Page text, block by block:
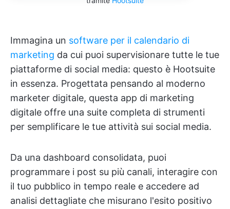
Immagina un software per il calendario di
marketing da cui puoi supervisionare tutte le tue
piattaforme di social media: questo è Hootsuite
in essenza. Progettata pensando al moderno
marketer digitale, questa app di marketing
digitale offre una suite completa di strumenti
per semplificare le tue attività sui social media.
Da una dashboard consolidata, puoi
programmare i post su più canali, interagire con
il tuo pubblico in tempo reale e accedere ad
analisi dettagliate che misurano l'esito positivo